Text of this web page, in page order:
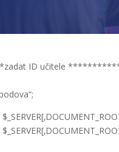
ID učitele